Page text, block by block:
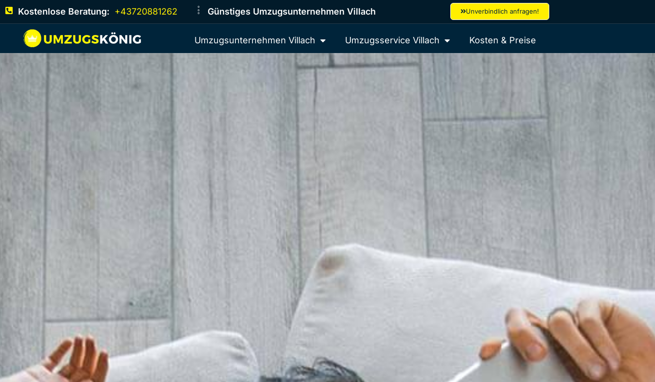
Kostenlose Beratung: +43720881262 Günstiges Umzugsunternehmen Villach Unverbindlich anfragen!
Umzugsunternehmen Villach Umzugsservice Villach Kosten & Preise